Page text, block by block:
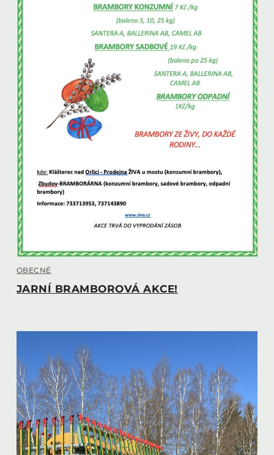
OBECNÉ
JARNÍ BRAMBOROVÁ AKCE!